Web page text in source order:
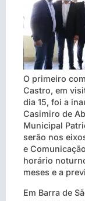
O primeiro
Castro, em
dia 15, foi a
Casimiro de
Municipal
serão nos
e
horário
meses e a
Em Barra de